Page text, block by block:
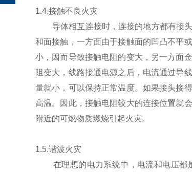
1.4.接触不良火灾
导体相互连接时，连接的地方都有接头
和面接触，一方面由于接触面的凹凸不平
小，因而导致接触电阻的变大，另一方面
阻变大，线路接通电源之后，电流通过导
量就小，可以保持正常温度。如果接头接
高温。因此，接触电阻较大的连接位置就
附近的可燃物质燃烧引起火灾。
1.5.谐波火灾
在理想的电力系统中，电流和电压都是